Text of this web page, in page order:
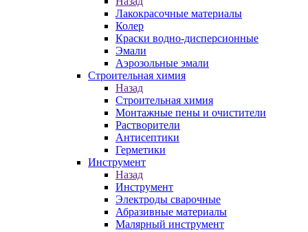
Лакокрасочные материалы
Колер
Краски водно-дисперсионные
Эмали
Аэрозольные эмали
Строительная химия
Назад
Строительная химия
Монтажные пены и очистители
Растворители
Антисептики
Герметики
Инструмент
Назад
Инструмент
Электроды сварочные
Абразивные материалы
Малярный инструмент